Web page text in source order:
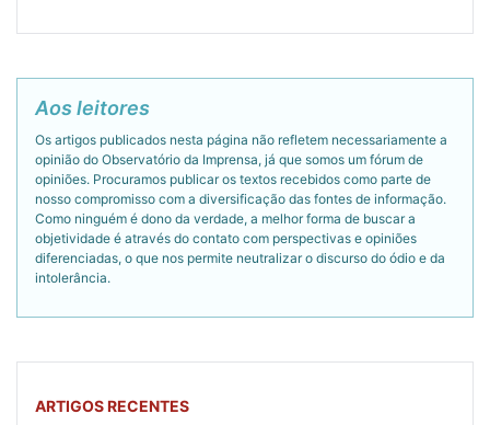
Aos leitores
Os artigos publicados nesta página não refletem necessariamente a
opinião do Observatório da Imprensa, já que somos um fórum de
opiniões. Procuramos publicar os textos recebidos como parte de
nosso compromisso com a diversificação das fontes de informação.
Como ninguém é dono da verdade, a melhor forma de buscar a
objetividade é através do contato com perspectivas e opiniões
diferenciadas, o que nos permite neutralizar o discurso do ódio e da
intolerância.
ARTIGOS RECENTES